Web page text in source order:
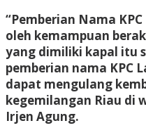
“Pemberian Nama
oleh kemampuan
yang dimiliki kapal itu
pemberian nama KPC
dapat mengulang
kegemilangan Riau di
Irjen Agung.